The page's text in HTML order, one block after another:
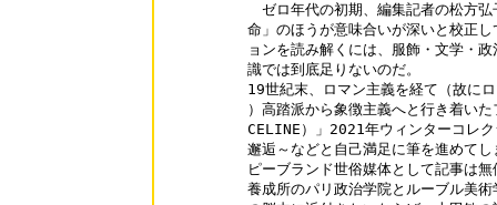
ゼロ年代の初期、編集記者の松方
命」のほうが意味合いが深いと校正
ョンを読み解くには、服飾・文学・
識では到底足りないのだ。
19世紀末、ロマン主義を経て（故に
）高踏派から象徴主義へと行き着い
CELINE）」2021年ウィンターコレ
邂逅～などと自己満足に筆を進めてしまえ
ピーブランド世俗媒体として記事は
養成所のパリ政治学院とルーブル美